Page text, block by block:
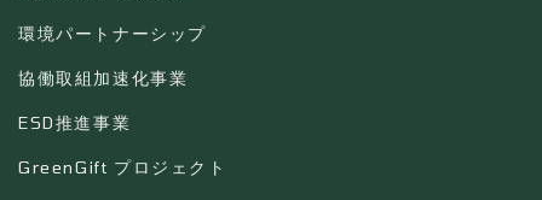
環境パートナーシップ
協働取組加速化事業
ESD推進事業
GreenGift プロジェクト